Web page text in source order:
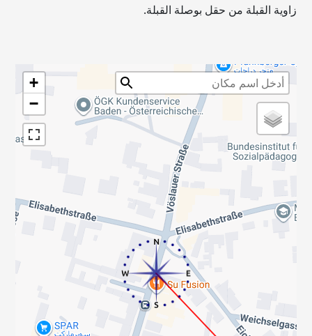
زاوية القبلة من حقل بوصلة القبلة.
+
−